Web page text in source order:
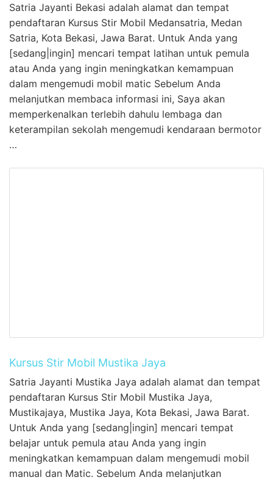
Satria Jayanti Bekasi adalah alamat dan tempat
pendaftaran Kursus Stir Mobil Medansatria, Medan
Satria, Kota Bekasi, Jawa Barat. Untuk Anda yang
[sedang|ingin] mencari tempat latihan untuk pemula
atau Anda yang ingin meningkatkan kemampuan
dalam mengemudi mobil matic Sebelum Anda
melanjutkan membaca informasi ini, Saya akan
memperkenalkan terlebih dahulu lembaga dan
keterampilan sekolah mengemudi kendaraan bermotor
…
Kursus Stir Mobil Mustika Jaya
Satria Jayanti Mustika Jaya adalah alamat dan tempat
pendaftaran Kursus Stir Mobil Mustika Jaya,
Mustikajaya, Mustika Jaya, Kota Bekasi, Jawa Barat.
Untuk Anda yang [sedang|ingin] mencari tempat
belajar untuk pemula atau Anda yang ingin
meningkatkan kemampuan dalam mengemudi mobil
manual dan Matic. Sebelum Anda melanjutkan